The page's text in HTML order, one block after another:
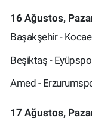
16 Ağustos,
Başakşehir -
Beşiktaş -
Amed -
17 Ağustos,